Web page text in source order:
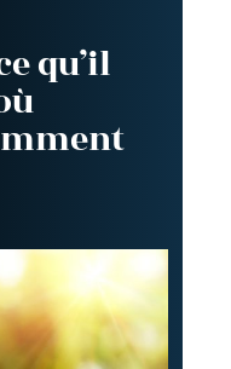
qu’il